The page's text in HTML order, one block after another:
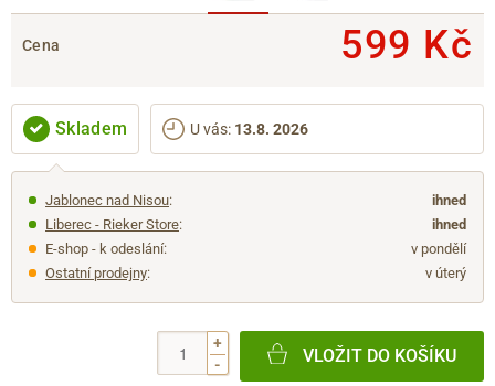
Cena 599 Kč
Skladem U vás: 13.8. 2026
Jablonec nad Nisou:
ihned
Liberec - Rieker Store:
ihned
E-shop - k odeslání:
v pondělí
Ostatní prodejny: v úterý
+
-
VLOŽIT DO KOŠÍKU